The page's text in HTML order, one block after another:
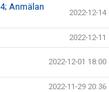
Anmälan
2022-12-14
2022-12-11
2022-12-01 18:00
2022-11-29 20:36